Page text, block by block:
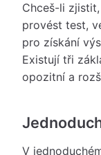
Chceš-li
provést test,
pro získání
Existují tři
opozitní a
V